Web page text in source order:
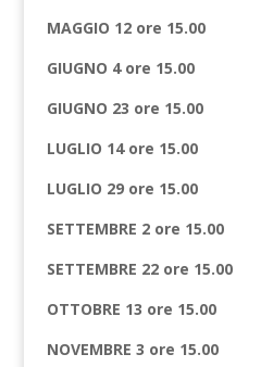
MAGGIO 12 ore 15.00
GIUGNO 4 ore 15.00
GIUGNO 23 ore 15.00
LUGLIO 14 ore 15.00
LUGLIO 29 ore 15.00
SETTEMBRE 2 ore 15.00
SETTEMBRE 22 ore 15.00
OTTOBRE 13 ore 15.00
NOVEMBRE 3 ore 15.00